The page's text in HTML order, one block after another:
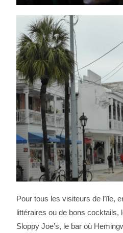
Pour tous les visiteurs de l’île,
littéraires ou de bons cocktails,
Sloppy Joe’s, le bar où